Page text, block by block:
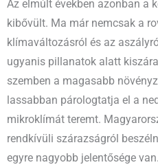
Az elmúlt években azonban a
kibővült. Ma már nemcsak a
klímaváltozásról és az
ugyanis pillanatok alatt
szemben a magasabb
lassabban párologtatja el a
mikroklímát teremt.
rendkívüli szárazságról
egyre nagyobb jelentősége van.